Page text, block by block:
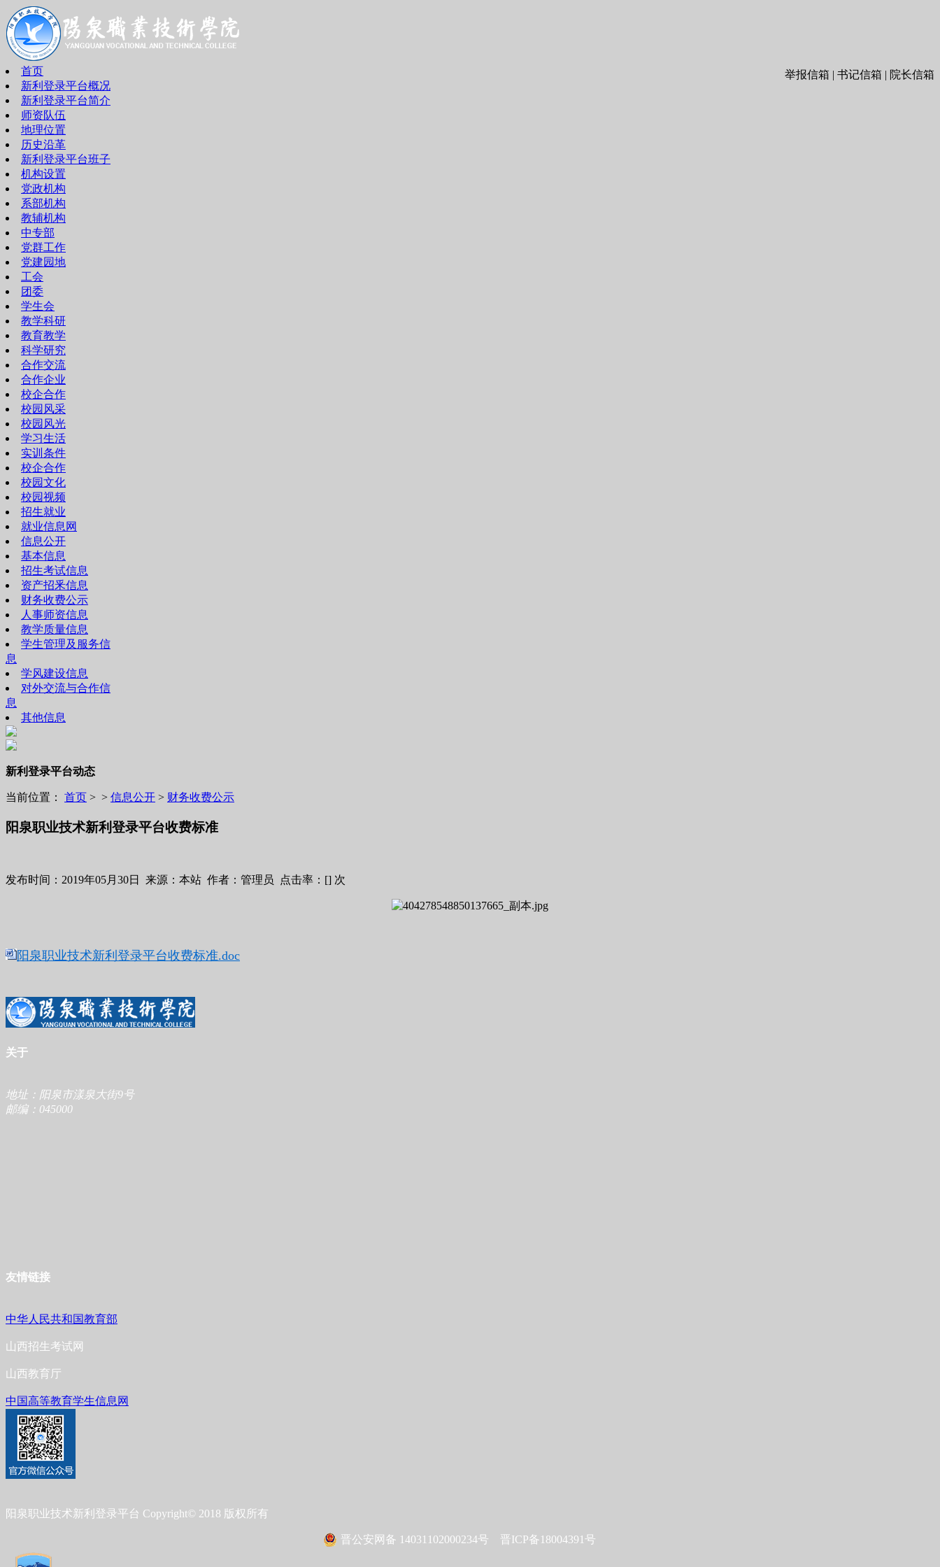
举报信箱 | 书记信箱 | 院长信箱
首页
新利登录平台概况
新利登录平台简介
师资队伍
地理位置
历史沿革
新利登录平台班子
机构设置
党政机构
系部机构
教辅机构
中专部
党群工作
党建园地
工会
团委
学生会
教学科研
教育教学
科学研究
合作交流
合作企业
校企合作
校园风采
校园风光
学习生活
实训条件
校企合作
校园文化
校园视频
招生就业
就业信息网
信息公开
基本信息
招生考试信息
资产招釆信息
财务收费公示
人事师资信息
教学质量信息
学生管理及服务信
息
学风建设信息
对外交流与合作信
息
其他信息
新利登录平台动态
当前位置： 首页 > > 信息公开 > 财务收费公示
阳泉职业技术新利登录平台收费标准
发布时间：2019年05月30日 来源：本站 作者：管理员 点击率：[] 次
阳泉职业技术新利登录平台收费标准.doc
关于
地址：阳泉市漾泉大街9号
邮编：045000
友情链接
中华人民共和国教育部
山西招生考试网
山西教育厅
中国高等教育学生信息网
阳泉职业技术新利登录平台 Copyright© 2018 版权所有
晋公安网备 14031102000234号 晋ICP备18004391号